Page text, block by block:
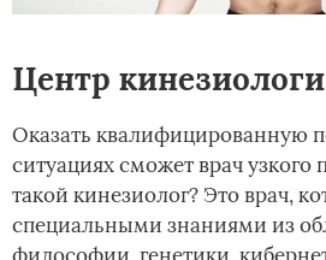
Центр
Оказать квалифицированную
ситуациях сможет врач узкого
такой кинезиолог? Это врач,
специальными знаниями из
философии, генетики,